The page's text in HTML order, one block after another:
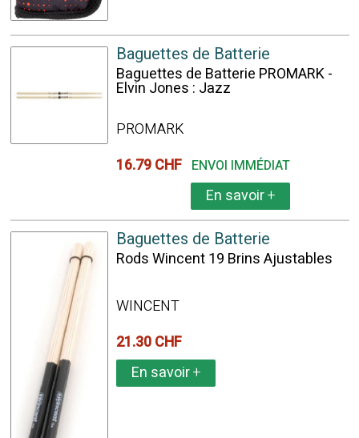
Baguettes de Batterie
Baguettes de Batterie PROMARK -
Elvin Jones : Jazz
PROMARK
16.79 CHF ENVOI IMMÉDIAT
En savoir+
Baguettes de Batterie
Rods Wincent 19 Brins Ajustables
WINCENT
21.30 CHF
En savoir+